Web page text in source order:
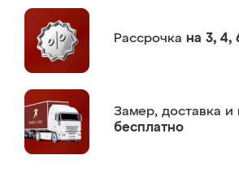
Рассрочка на 3, 4,
Замер, доставка
бесплатно